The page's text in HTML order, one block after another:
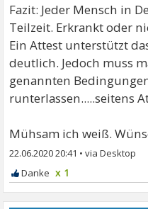
Fazit: Jeder Mensch in
Teilzeit. Erkrankt oder
Ein Attest unterstützt
deutlich. Jedoch muss
genannten
runterlassen.....seitens
Mühsam ich weiß.
22.06.2020 20:41 •
x 1